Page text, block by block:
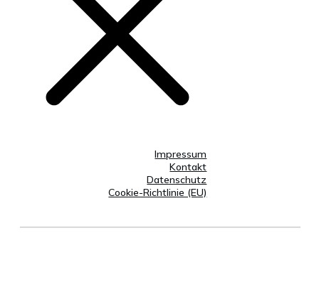
Impressum
Kontakt
Datenschutz
Cookie-Richtlinie (EU)